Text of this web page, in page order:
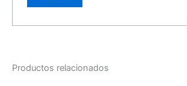
Productos relacionados